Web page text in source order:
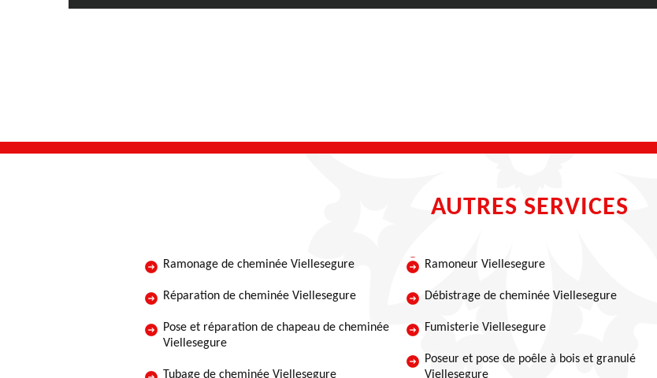
AUTRES SERVICES
Ramonage de cheminée Viellesegure
Réparation de cheminée Viellesegure
Pose et réparation de chapeau de cheminée
Viellesegure
Tubage de cheminée Viellesegure
Ramoneur Viellesegure
Débistrage de cheminée Viellesegure
Fumisterie Viellesegure
Poseur et pose de poêle à bois et granulé
Viellesegure